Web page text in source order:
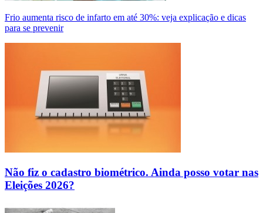
Frio aumenta risco de infarto em até 30%: veja explicação e dicas
para se prevenir
Não fiz o cadastro biométrico. Ainda posso votar nas
Eleições 2026?